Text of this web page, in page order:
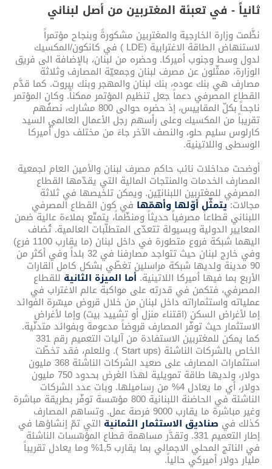
ثانياً - في تعبئة المغتربين من أصل لبناني
نظَّمت وزارة الخارجية والمغتربين مشكورةً وبنجاح مؤتمراً
لاستنهاض الطاقة الاغترابية (LDE ) في كانكون/المكسيك
لدول وسط وجنوب أميركا. وحضره من لبنان، بالإضافة الى فريق
الوزارة، ممثّلون عن مصرف لبنان وجمعيّة المصارف وثلاثة
مصارف هي بنك عوده، بنك لبنان والمهجر وبنك بيروت. كما قدَّم
القطاع المصرفي دعماً جعل تنظيم المؤتمر ممكناً. وكان المؤتمر
ناجحاً بكلّ المقاييس، إذ حضره حوالى 800 مشارك، نصفُهم
تقريباً من المكسيك وعلى رأسهم رجل الأعمال العالمي السيد
كارلوس سليم حلو، والنصف الآخر جاءَ من مختلف دول أميركا
الوسطى واللاتينية.
أوضحت مداخلات نائب حاكم مصرف لبنان والأمين العام لجمعية
المصارف الخدمات والمنتجات المالية التي يقدّمها القطاع
المصرفي للمغتربين اللبنانيّين. ويمكن تلخيصها في ثلاثة
مجالات:يتمثّل أوّلها وأهمّها في كون القطاع المصرفي
اللبناني قطاعاً مصرفياً حديثاً ومنظّماً، يتمتّع بملاءة عالية ضمن
المعايير الدولية وبسيولة تتعدّى المتطلّبات العالمية. تُضاف
اليهما شبكة فروع متطورة في داخل لبنان (ما يقارب 1100 فرع)
وفي خارج لبنان حيث تتواجد مصارفنا في 32 بلداً وفي أكثر من
90 مدينة ولديها شبكة مراسلين تغطّي بشكل كامل القارات
الأربع بما فيها أميركا اللاتينية. أما الميزة الثانية للقطاع
المصرفي، فتكمن في قدرته على مواكبة عالم الاغتراب في
عملياته واستثماراته داخل لبنان من خلال قروض ميسّرة الفوائد
إما لأغراض السكن (اقتناء منزل أو تشييد بيت) وإما لأغراض
الاستثمار حيث توفّر المصارف قروضاً مدعومة وبفوائد متدنّية.
كما يمكن للمغتربين الاستفادة من آليات التعميم رقم 331
الخاص بالشركات الناشئة (Start ups ). وللعلم، فقد تخطّت
استثمارات المصارف على صعيد الشركات الناشئة 368 مليون
دولار، ولديها طاقة تمويلية لهذا الغرض بحدود 750 مليون
دولار، أي ما يعادل 4% من رساميلها. وبات عدد الشركات
الناشئة في الحاضنة اللبنانية 800 مؤسّسة توفّر بطريقة مباشرة
وغير مباشرة ما يقارب 9000 فرصة عمل. وتساهم المصارف
كذلك في صناديق الاستثمار الثمانية التي تمّ إنشاؤها في
إطار التعميم 331. وتقدَّر مساهمة قطاع المؤسّسات الناشئة
في الناتج المحلي الاجمالي بما يقارب 1,5% وما يعادل تقريباً
مليار دولار أميركي حالياً.